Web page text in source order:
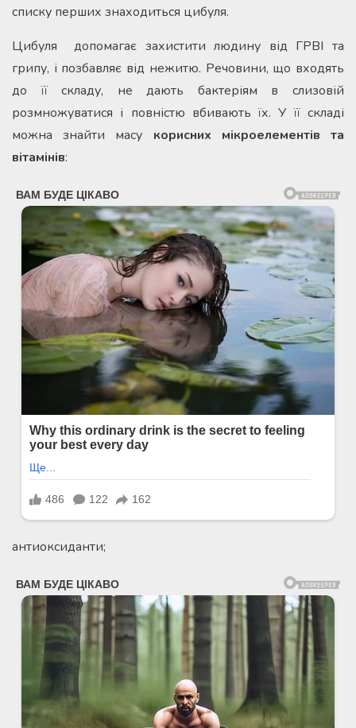
списку перших знаходиться цибуля.
Цибуля допомагає захистити людину від ГРВІ та
грипу, і позбавляє від нежитю. Речовини, що входять
до її складу, не дають бактеріям в слизовій
розмножуватися і повністю вбивають їх. У її складі
можна знайти масу корисних мікроелементів та
вітамінів:
антиоксиданти;